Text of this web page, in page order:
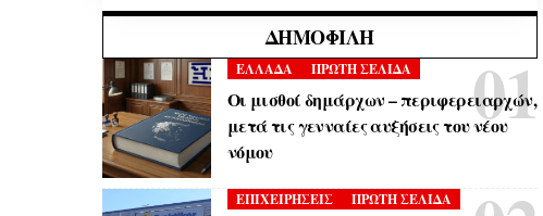
ΔΗΜΟΦΙΛΉ
ΕΛΛΑΔΑ ΠΡΩΤΗ ΣΕΛΙΔΑ
Οι μισθοί δημάρχων – περιφερειαρχών,
μετά τις γενναίες αυξήσεις του νέου
νόμου
ΕΠΙΧΕΙΡΗΣΕΙΣ ΠΡΩΤΗ ΣΕΛΙΔΑ